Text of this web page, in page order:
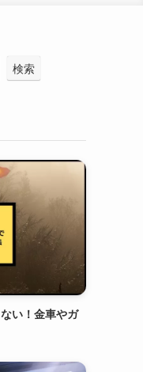
検索
い！金車やガ